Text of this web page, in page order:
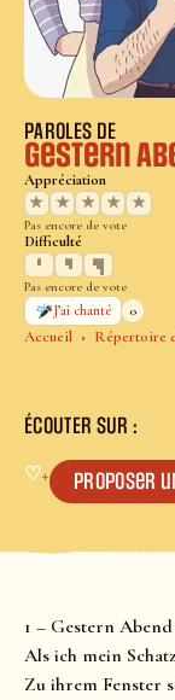
Accueil Répertoire
PAROLES DE
Gestern
Appréciation
★
★ ★ ★ ★
Pas encore de vote
Difficulté
Pas encore de vote
J’ai chanté
0
ÉCOUTER SUR :
♡+ Proposer
1 – Gestern Abend
Als ich mein
Zu ihrem Fenster